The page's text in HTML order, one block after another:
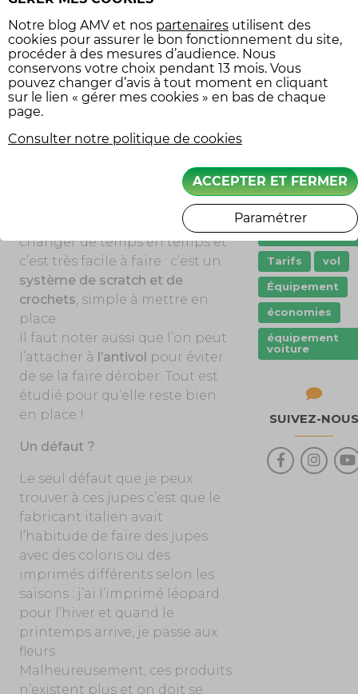
qu’elle maintient la selle au sec
lorsqu’on gare le scooter. Et
j’avoue que savoir le soir que je
vais pouvoir rentrer sans avoir
la selle mouillée, ce n’est pas
négligeable !
Est-ce facile à installer ?
Je ne l’enlève pas souvent mais
j’ai la chance d’en avoir deux
exemplaires avec des motifs
différents. Cela permet de
changer de temps en temps et
c’est très facile à faire : c’est un
système de scratch et de
crochets, simple à mettre en
place.
Il faut noter aussi que l’on peut
l’attacher à l’antivol pour éviter
de se la faire dérober. Tout est
étudié pour qu’elle reste bien
en place !
Un défaut ?
Le seul défaut que je peux
trouver à ces jupes c’est que le
fabricant italien avait
l’habitude de faire des jupes
avec des coloris ou des
imprimés différents selon les
saisons : j’ai l’imprimé léopard
pour l’hiver et quand le
printemps arrive, je passe aux
fleurs.
Malheureusement, ces produits
n’existent plus et on doit se
pneu crevé
points
Prêt de
Quad
stationnement
sécurité
sécurité
routière
Tarifs
vol
Équipement
économies
équipement
voiture
SUIVEZ-
Notre blog AMV et nos partenaires utilisent des
cookies pour assurer le bon fonctionnement du site,
procéder à des mesures d’audience. Nous
conservons votre choix pendant 13 mois. Vous
pouvez changer d’avis à tout moment en cliquant
sur le lien « gérer mes cookies » en bas de chaque
page.
Consulter notre politique de cookies
ACCEPTER ET FERMER
Paramétrer